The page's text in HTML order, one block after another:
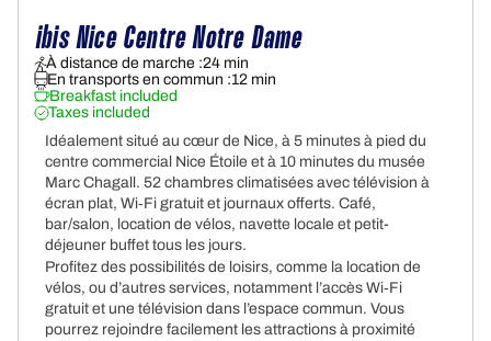
ibis Nice Centre Notre Dame
Breakfast included
Taxes included
À distance de marche :24 min
En transports en commun :12 min
Idéalement situé au cœur de Nice, à 5 minutes à pied du
centre commercial Nice Étoile et à 10 minutes du musée
Marc Chagall. 52 chambres climatisées avec télévision à
écran plat, Wi‑Fi gratuit et journaux offerts. Café,
bar/salon, location de vélos, navette locale et petit-
déjeuner buffet tous les jours.
Profitez des possibilités de loisirs, comme la location de
vélos, ou d’autres services, notamment l’accès Wi‑Fi
gratuit et une télévision dans l’espace commun. Vous
pourrez rejoindre facilement les attractions à proximité